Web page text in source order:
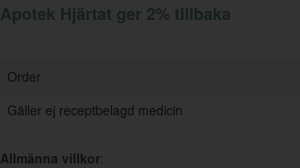
Apotek Hjärtat ger 2% tillbaka
Order
Gäller ej receptbelagd medicin
Allmänna villkor: